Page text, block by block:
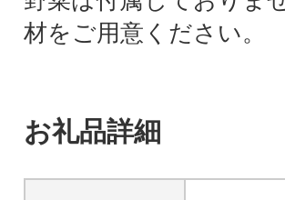
材をご用意ください。
お礼品詳細